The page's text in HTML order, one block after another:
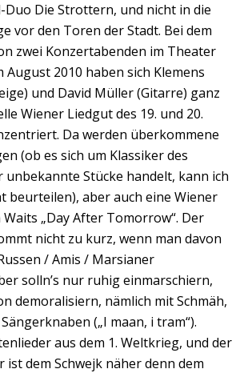
Duo Die Strottern, und nicht in die
vor den Toren der Stadt. Bei dem
zwei Konzertabenden im Theater
2010 haben sich Klemens
und David Müller (Gitarre) ganz
Wiener Liedgut des 19. und 20.
Da werden überkommene
(ob es sich um Klassiker des
unbekannte Stücke handelt, kann ich
beurteilen), aber auch eine Wiener
„Day After Tomorrow“. Der
nicht zu kurz, wenn man davon
/ Amis / Marsianer
solln’s nur ruhig einmarschiern,
demoralisiern, nämlich mit Schmäh,
(„I maan, i tram“).
aus dem 1. Weltkrieg, und der
ist dem Schwejk näher denn dem